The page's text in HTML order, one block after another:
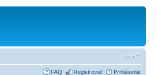
FAQ Registrovať Prihlásenie